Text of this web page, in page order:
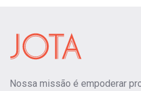
Nossa missão é empoderar